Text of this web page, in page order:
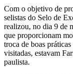
Com o objetivo de
selistas do Selo de
realizou, no dia 9 de
que proporcionam
troca de boas
visitadas, estavam
paulista.